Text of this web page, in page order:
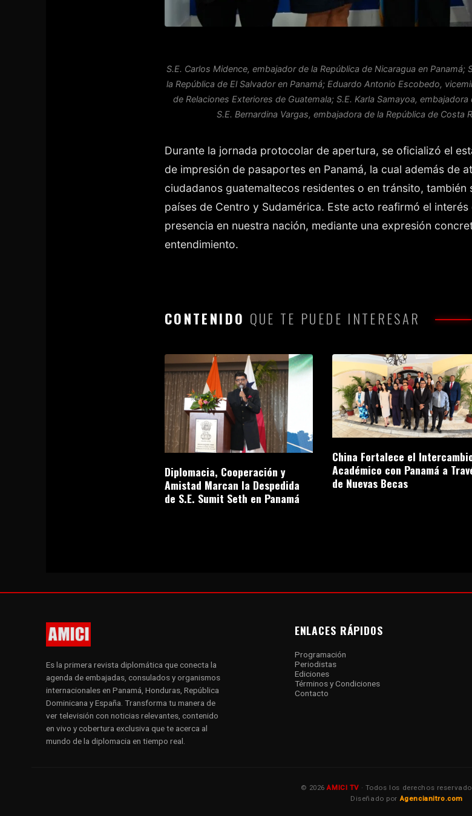
S.E. Carlos Midence, embajador de la República de Nicaragua en Panamá;
la República de El Salvador en Panamá; Eduardo Antonio Escobedo,
de Relaciones Exteriores de Guatemala; S.E. Karla Samayoa,
S.E. Bernardina Vargas, embajadora de la República de Costa
Durante la jornada protocolar de apertura, se oficializó el
de impresión de pasaportes en Panamá, la cual además de
ciudadanos guatemaltecos residentes o en tránsito,
países de Centro y Sudamérica. Este acto reafirmó el
presencia en nuestra nación, mediante una expresión
entendimiento.
CONTENIDO QUE TE PUEDE INTERESAR
Diplomacia, Cooperación y
Amistad Marcan la Despedida
de S.E. Sumit Seth en Panamá
China Fortalece el
Académico con Panamá a
de Nuevas Becas
Es la primera revista diplomática que conecta la
agenda de embajadas, consulados y organismos
internacionales en Panamá, Honduras, República
Dominicana y España. Transforma tu manera de
ver televisión con noticias relevantes, contenido
en vivo y cobertura exclusiva que te acerca al
mundo de la diplomacia en tiempo real.
ENLACES RÁPIDOS
Programación
Periodistas
Ediciones
Términos y Condiciones
Contacto
© 2026AMICI TV · Todos los derechos
Diseñado porAgencianitro.com